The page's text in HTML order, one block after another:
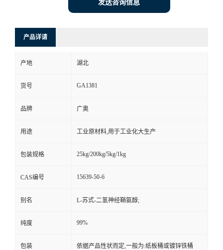
发送咨询信息
产品详请
产地 湖北
货号 GA1381
品牌 广奥
用途 工业原材料,用于工业化大生产
包装规格 25kg/200kg/5kg/1kg
CAS编号 15639-50-6
别名 L-苏式-二氢神经鞘氨醇;
纯度 99%
包装 依据产品性状而定,一般为:纸板桶或镀锌铁桶